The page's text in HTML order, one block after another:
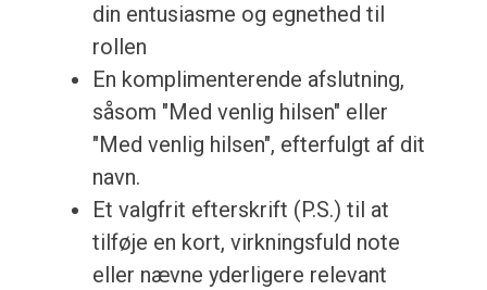
din entusiasme og egnethed til
rollen
En komplimenterende afslutning,
såsom "Med venlig hilsen" eller
"Med venlig hilsen", efterfulgt af dit
navn.
Et valgfrit efterskrift (P.S.) til at
tilføje en kort, virkningsfuld note
eller nævne yderligere relevant